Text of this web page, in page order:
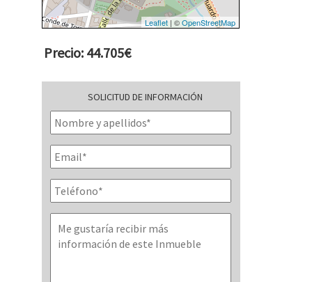
Leaflet | ©OpenStreetMap
Precio: 44.705€
SOLICITUD DE INFORMACIÓN